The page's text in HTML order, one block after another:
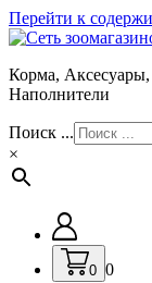
Перейти к
Корма,
Наполнители
Поиск ...
×
0 0